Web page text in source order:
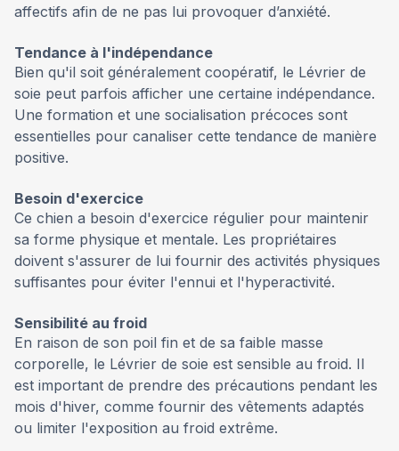
affectifs afin de ne pas lui provoquer d’anxiété.
Tendance à l'indépendance
Bien qu'il soit généralement coopératif, le Lévrier de
soie peut parfois afficher une certaine indépendance.
Une formation et une socialisation précoces sont
essentielles pour canaliser cette tendance de manière
positive.
Besoin d'exercice
Ce chien a besoin d'exercice régulier pour maintenir
sa forme physique et mentale. Les propriétaires
doivent s'assurer de lui fournir des activités physiques
suffisantes pour éviter l'ennui et l'hyperactivité.
Sensibilité au froid
En raison de son poil fin et de sa faible masse
corporelle, le Lévrier de soie est sensible au froid. Il
est important de prendre des précautions pendant les
mois d'hiver, comme fournir des vêtements adaptés
ou limiter l'exposition au froid extrême.